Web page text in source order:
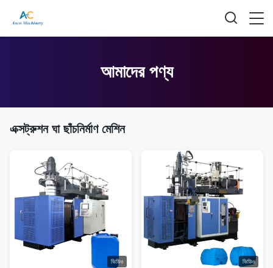
আমাদের পণ্য
এক্সট্রুশন ঘা ছাঁচনির্মাণ মেশিন
ভিডিও ভিডিও